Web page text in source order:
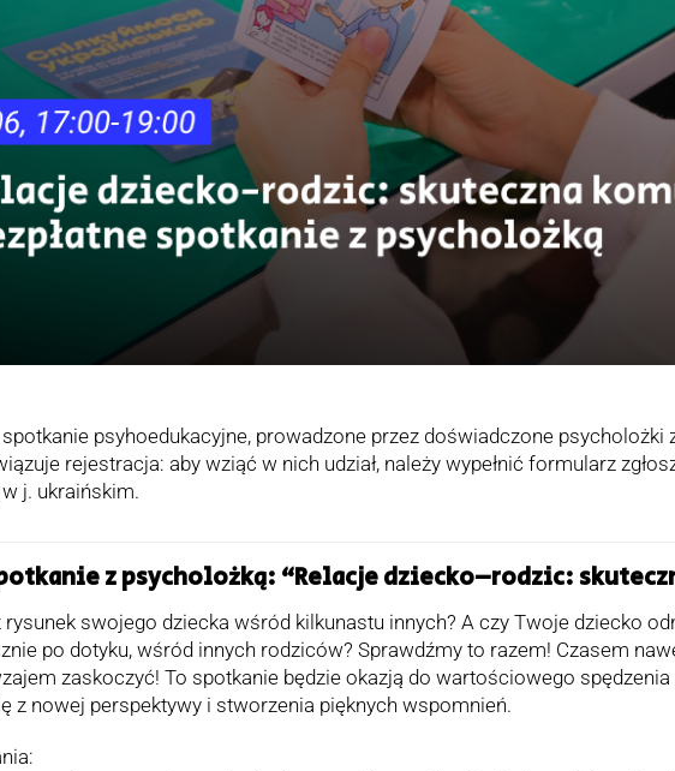
psyhoedukacyjne, prowadzone przez doświadczone psycholożki
rejestracja: aby wziąć w nich udział, należy wypełnić formularz
j. ukraińskim.
z psycholożką: “Relacje dziecko–rodzic:
rysunek swojego dziecka wśród kilkunastu innych? A czy Twoje dziecko
po dotyku, wśród innych rodziców? Sprawdźmy to razem! Czasem
zaskoczyć! To spotkanie będzie okazją do wartościowego
z nowej perspektywy i stworzenia pięknych wspomnień.